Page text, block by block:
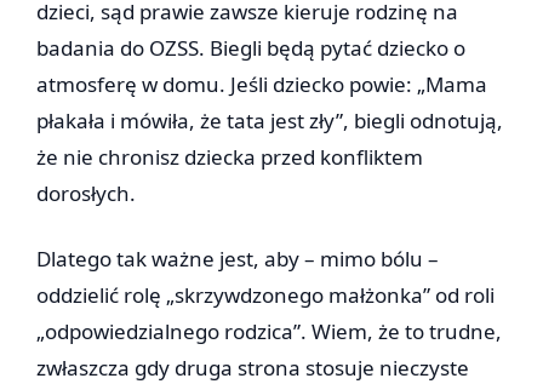
dzieci, sąd prawie zawsze kieruje rodzinę na
badania do OZSS. Biegli będą pytać dziecko o
atmosferę w domu. Jeśli dziecko powie: „Mama
płakała i mówiła, że tata jest zły”, biegli odnotują,
że nie chronisz dziecka przed konfliktem
dorosłych.
Dlatego tak ważne jest, aby – mimo bólu –
oddzielić rolę „skrzywdzonego małżonka” od roli
„odpowiedzialnego rodzica”. Wiem, że to trudne,
zwłaszcza gdy druga strona stosuje nieczyste